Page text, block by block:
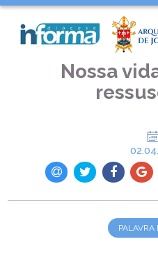
NOSSA VIDA NO CRISTO
Nossa
PALAVRA